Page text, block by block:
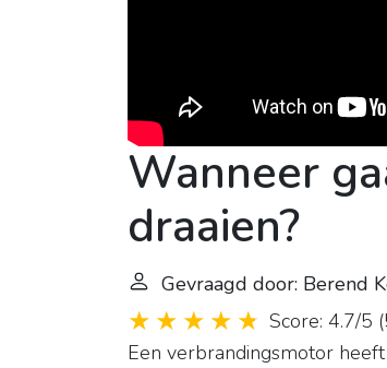
Wanneer
draaien?
Gevraagd door: Berend
Score: 4.7/5 (
Een verbrandingsmotor